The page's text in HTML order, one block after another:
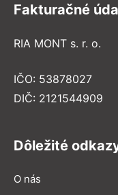
Fakturačné
RIA MONT s. r. o.
IČO: 53878027
DIČ: 2121544909
Dôležité
O nás